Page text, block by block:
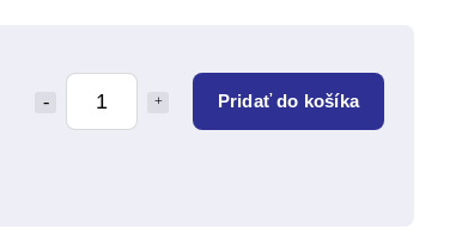
Pridať do košíka